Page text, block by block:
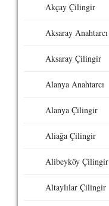
Akçay Çilingir
Aksaray Anahtarcı
Aksaray Çilingir
Alanya Anahtarcı
Alanya Çilingir
Aliağa Çilingir
Alibeyköy Çilingir
Altaylılar Çilingir